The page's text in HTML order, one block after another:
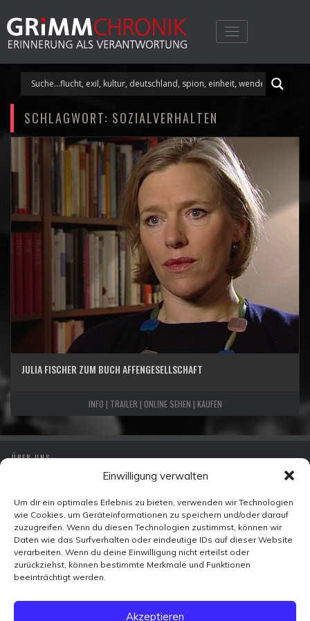
Einwilligung verwalten
Um dir ein optimales Erlebnis zu bieten, verwenden wir Technologien
wie Cookies, um Geräteinformationen zu speichern und/oder darauf
zuzugreifen. Wenn du diesen Technologien zustimmst, können wir
Daten wie das Surfverhalten oder eindeutige IDs auf dieser Website
verarbeiten. Wenn du deine Einwilligung nicht erteilst oder
zurückziehst, können bestimmte Merkmale und Funktionen
beeinträchtigt werden.
Akzeptieren
content
SCHLAGWORT: SOZIALVERHALTEN
JULIA FISCHER ZUM BUCH AFFENGESELLSCHAFT
INFO | TRAILER | ONLINE SEHEN | KAUFEN
ÜBER UNS
DATENSCHUTZ
KONTAKT
Zeitzeugen-TV
Ohmstraße 7
10179 Berlin
FACEBOOK